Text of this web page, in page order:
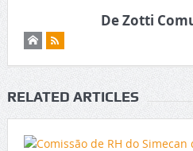
De Zotti
RELATED ARTICLES